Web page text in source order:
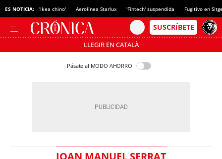
ES NOTICIA: 'Ikea chino' Aerolínea Starlux 'Fintech' suspendida Fugitivo en
LLEGIR EN CATALÀ
Pásate al MODO AHORRO
JOAN MANUEL SERRAT